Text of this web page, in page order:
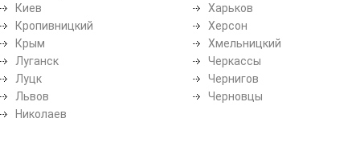
Киев
Кропивницкий
Крым
Луганск
Луцк
Львов
Николаев
Харьков
Херсон
Хмельницкий
Черкассы
Чернигов
Черновцы